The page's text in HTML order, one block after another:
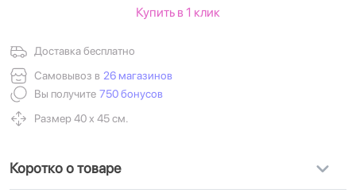
Доставка бесплатно
Самовывоз в 26 магазинов
Вы получите 750 бонусов
Размер 40 х 45 см.
Купить в 1 клик
Коротко о товаре